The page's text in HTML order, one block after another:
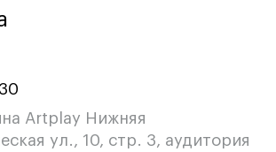
Artplay Нижняя
ул., 10, стр. 3, аудитория